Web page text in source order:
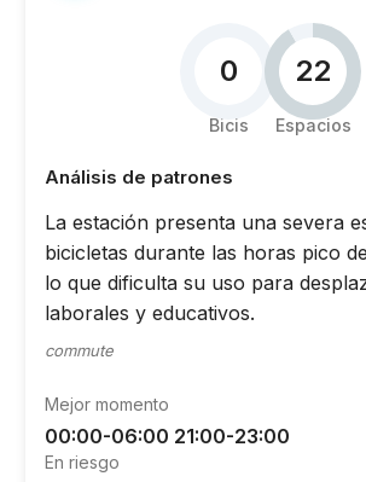
0
Bicis
22
Espacios
Análisis de patrones
La estación presenta una severa
bicicletas durante las horas pico
lo que dificulta su uso para
laborales y educativos.
commute
Mejor momento
00:00-06:00 21:00-23:00
En riesgo